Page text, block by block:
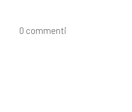
0 commenti